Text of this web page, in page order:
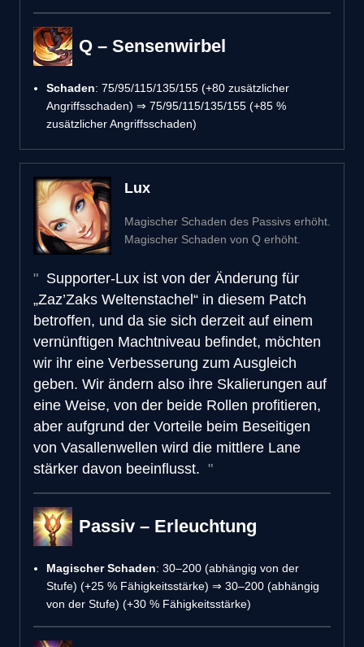
Q – Sensenwirbel
Schaden: 75/95/115/135/155 (+80 zusätzlicher
Angriffsschaden) ⇒ 75/95/115/135/155 (+85 %
zusätzlicher Angriffsschaden)
Lux
Magischer Schaden des Passivs erhöht.
Magischer Schaden von Q erhöht.
Supporter-Lux ist von der Änderung für
„Zaz’Zaks Weltenstachel“ in diesem Patch
betroffen, und da sie sich derzeit auf einem
vernünftigen Machtniveau befindet, möchten
wir ihr eine Verbesserung zum Ausgleich
geben. Wir ändern also ihre Skalierungen auf
eine Weise, von der beide Rollen profitieren,
aber aufgrund der Vorteile beim Beseitigen
von Vasallenwellen wird die mittlere Lane
stärker davon beeinflusst.
Passiv – Erleuchtung
Magischer Schaden: 30–200 (abhängig von der
Stufe) (+25 % Fähigkeitsstärke) ⇒ 30–200 (abhängig
von der Stufe) (+30 % Fähigkeitsstärke)